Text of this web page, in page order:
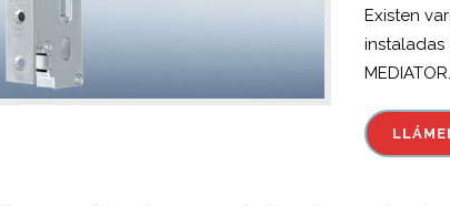
Existen
instaladas
MEDIATOR.